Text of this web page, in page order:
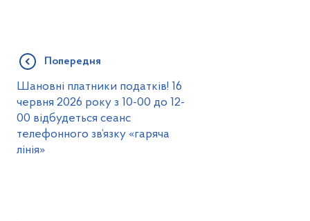
Попередня
Шановні платники податків! 16
червня 2026 року з 10-00 до 12-
00 відбудеться сеанс
телефонного зв’язку «гаряча
лінія»